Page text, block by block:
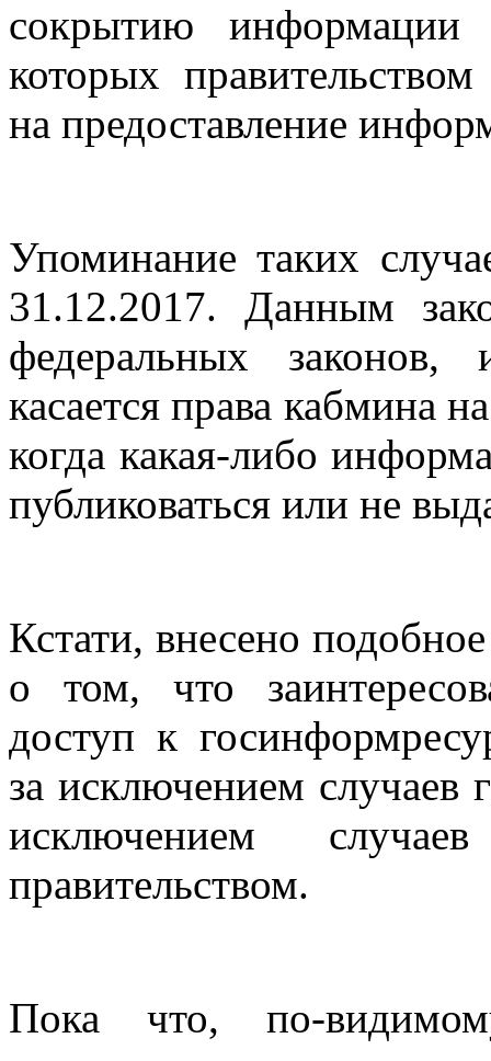
сокрытию информации
которых
на предоставление
Упоминание таких
31.12.2017. Данным
федеральных
касается права кабмина
когда какая-либо
публиковаться или не
Кстати, внесено
о том, что
доступ к
за исключением случаев
исключением
правительством.
Пока что, по-